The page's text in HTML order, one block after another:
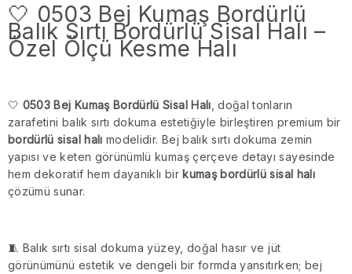
🤍 0503 Bej Kumaş Bordürlü
Balık Sırtı Bordürlü Sisal Halı –
Özel Ölçü Kesme Halı
🤍 0503 Bej Kumaş Bordürlü Sisal Halı , doğal tonların
zarafetini balık sırtı dokuma estetiğiyle birleştiren premium bir
bordürlü sisal halı modelidir. Bej balık sırtı dokuma zemin
yapısı ve keten görünümlü kumaş çerçeve detayı sayesinde
hem dekoratif hem dayanıklı bir kumaş bordürlü sisal halı
çözümü sunar.
🧵 Balık sırtı sisal dokuma yüzey, doğal hasır ve jüt
görünümünü estetik ve dengeli bir formda yansıtırken; bej